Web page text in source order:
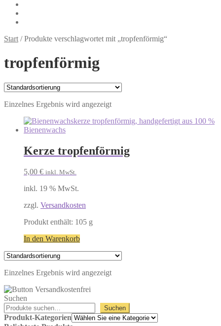
Start /Produkte verschlagwortet mit „tropfenförmig“
tropfenförmig
Einzelnes Ergebnis wird angezeigt
Kerze tropfenförmig
5,00 € inkl. MwSt.
inkl. 19 % MwSt.
zzgl. Versandkosten
Produkt enthält: 105 g
In den Warenkorb
Einzelnes Ergebnis wird angezeigt
Suchen
Suchen
Produkt-Kategorien